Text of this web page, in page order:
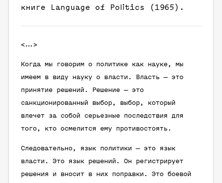
книге
Language of Politics (1965).
<...>
Когда мы говорим о политике как науке, мы
имеем в виду науку о власти. Власть — это
принятие решений. Решение — это
санкционированный выбор, выбор, который
влечет за собой серьезные последствия для
того, кто осмелится ему противостоять.
Следовательно, язык политики — это язык
власти. Это язык решений. Он регистрирует
решения и вносит в них поправки. Это боевой